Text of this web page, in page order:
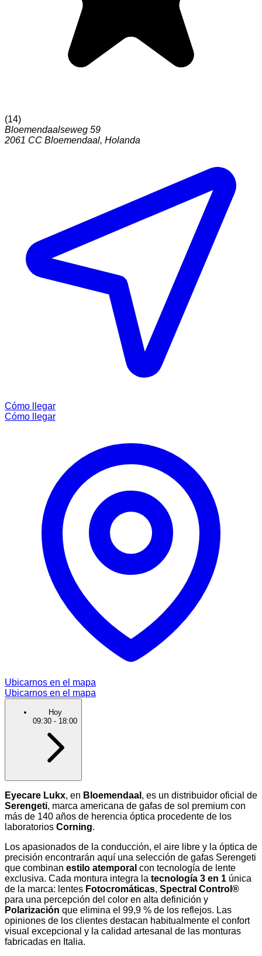
(14)
Bloemendaalseweg 59
2061 CC Bloemendaal, Holanda
Cómo llegar
Cómo llegar
Ubicarnos en el mapa
Ubicarnos en el mapa
Hoy
09:30 - 18:00
Eyecare Lukx, en Bloemendaal , es un distribuidor oficial de
Serengeti, marca americana de gafas de sol premium con
más de 140 años de herencia óptica procedente de los
laboratorios Corning.
Los apasionados de la conducción, el aire libre y la óptica de
precisión encontrarán aquí una selección de gafas Serengeti
que combinan estilo atemporal con tecnología de lente
exclusiva. Cada montura integra la tecnología 3 en 1 única
de la marca: lentes Fotocromáticas, Spectral Control®
para una percepción del color en alta definición y
Polarización que elimina el 99,9 % de los reflejos. Las
opiniones de los clientes destacan habitualmente el confort
visual excepcional y la calidad artesanal de las monturas
fabricadas en Italia.